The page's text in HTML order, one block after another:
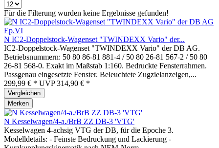
Für die Filterung wurden keine Ergebnisse gefunden!
N IC2-Doppelstock-Wagenset "TWINDEXX Vario" der...
IC2-Doppelstock-Wagenset "TWINDEXX Vario" der DB AG.
Betriebsnummern: 50 80 86-81 881-4 / 50 80 26-81 567-2 / 50 80
26-81 568-0. Exakt im Maßstab 1:160. Bedruckte Fensterrahmen.
Passgenau eingesetzte Fenster. Beleuchtete Zugzielanzeigen,...
299,99 € * UVP314,90 € *
Vergleichen
Merken
N Kesselwagen/4-a./BrB ZZ DB-3 'VTG'
Kesselwagen 4-achsig VTG der DB, für die Epoche 3.
Modelldetails: - Feinste Bedruckung und Lackierung -